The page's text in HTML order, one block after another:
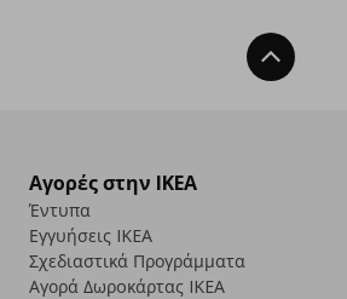
Back To
Αγορές στην IKEA
Έντυπα
Εγγυήσεις IKEA
Σχεδιαστικά Προγράμματα
Αγορά Δωρoκάρτας IKEA